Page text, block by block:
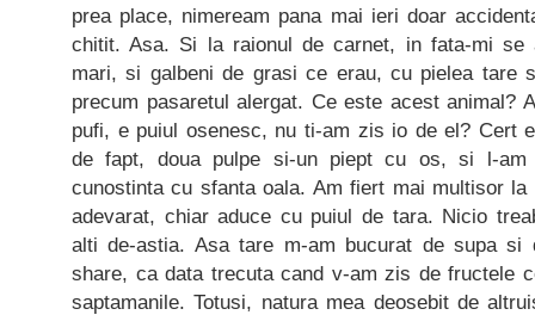
prea place, nimeream pana mai ieri doar
chitit. Asa. Si la raionul de carnet, in fata-mi se
mari, si galbeni de grasi ce erau, cu pielea tare
precum pasaretul alergat. Ce este acest animal?
pufi, e puiul osenesc, nu ti-am zis io de el? Cert
de fapt, doua pulpe si-un piept cu os, si l-
cunostinta cu sfanta oala. Am fiert mai multisor
adevarat, chiar aduce cu puiul de tara. Nicio
alti de-astia. Asa tare m-am bucurat de supa
share, ca data trecuta cand v-am zis de fructele
saptamanile. Totusi, natura mea deosebit de